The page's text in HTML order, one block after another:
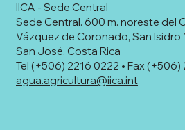
IICA - Sede Central
Sede Central. 600 m. noreste del
Vázquez de Coronado, San Isidro
San José, Costa Rica
Tel (+506) 2216 0222 • Fax (+506)
agua.agricultura@iica.int